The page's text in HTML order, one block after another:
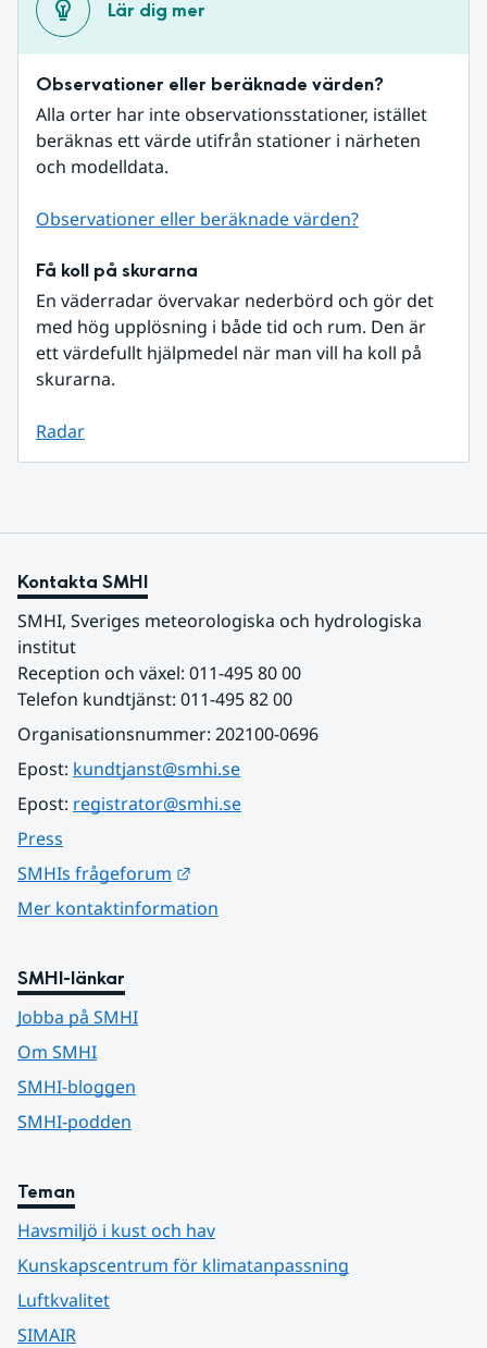
Lär dig mer
Observationer eller beräknade värden?
Alla orter har inte observationsstationer, istället
beräknas ett värde utifrån stationer i närheten
och modelldata.
Observationer eller beräknade värden?
Få koll på skurarna
En väderradar övervakar nederbörd och gör det
med hög upplösning i både tid och rum. Den är
ett värdefullt hjälpmedel när man vill ha koll på
skurarna.
Radar
Kontakta SMHI
SMHI, Sveriges meteorologiska och hydrologiska
institut
Reception och växel: 011-495 80 00
Telefon kundtjänst: 011-495 82 00
Organisationsnummer: 202100-0696
Epost: kundtjanst@smhi.se
Epost: registrator@smhi.se
Press
SMHIs frågeforum
Mer kontaktinformation
SMHI-länkar
Jobba på SMHI
Om SMHI
SMHI-bloggen
SMHI-podden
Teman
Havsmiljö i kust och hav
Kunskapscentrum för klimatanpassning
Luftkvalitet
SIMAIR